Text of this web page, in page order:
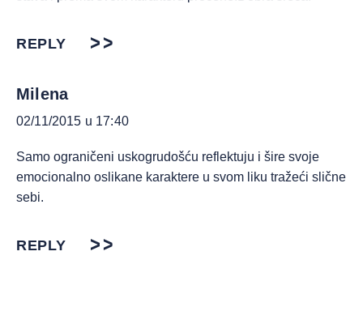
REPLY
Milena
02/11/2015 u 17:40
Samo ograničeni uskogrudošću reflektuju i šire svoje
emocionalno oslikane karaktere u svom liku tražeći slične
sebi.
REPLY